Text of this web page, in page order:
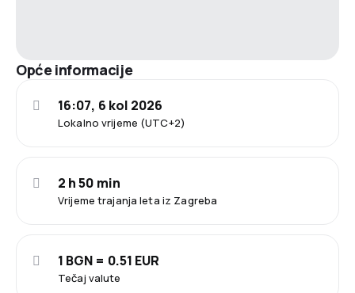
Opće informacije
Lokalno vrijeme (UTC+2)
16:07, 6 kol 2026
Vrijeme trajanja leta iz Zagreba
2 h 50 min
Tečaj valute
1 BGN = 0.51 EUR